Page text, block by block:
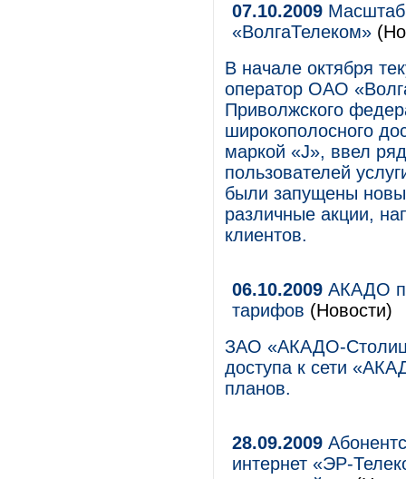
07.10.2009
«ВолгаТелеком»
В начале октября
оператор ОАО
Приволжского
широкополосного
маркой «J», ввел
пользователей
были запущены
различные акции,
клиентов.
06.10.2009 АКАДО
тарифов (Новости)
ЗАО «АКАДО-
доступа к сети
планов.
28.09.2009
интернет «ЭР-